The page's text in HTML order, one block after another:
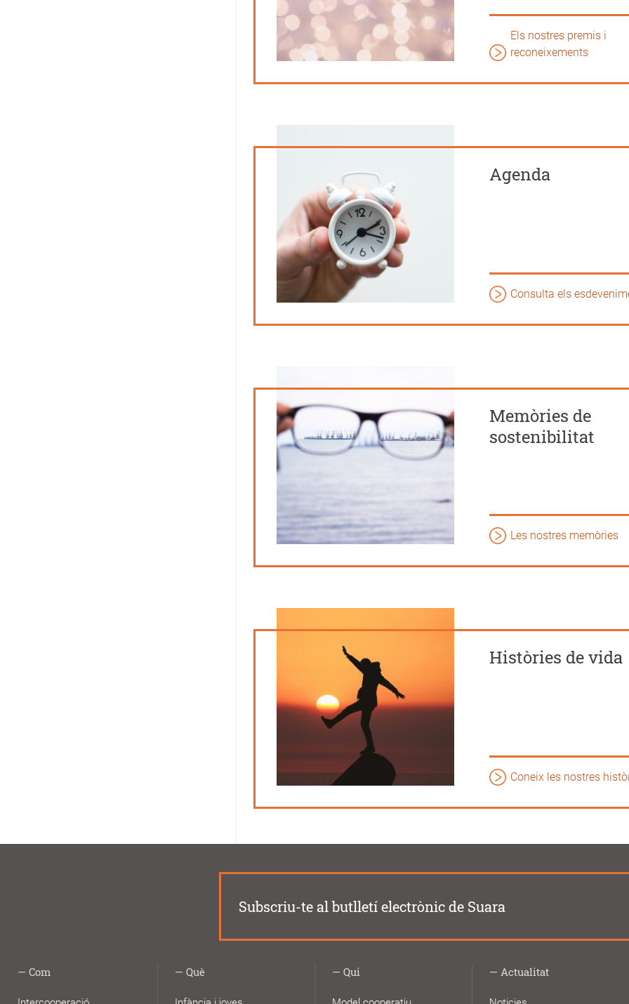
Els nostres premis i
reconeixements
Agenda
Consulta els
Memòries de
sostenibilitat
Les nostres memòries
Històries de vida
Coneix les nostres
Subscriu-te al butlletí electrònic de Suara
Com Què Qui Actualitat